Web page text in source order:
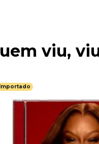
viu,
Importado